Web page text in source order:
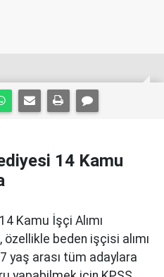
14 Kamu
Kamu İşçi Alımı
özellikle beden işçisi alımı
yaş arası tüm adaylara